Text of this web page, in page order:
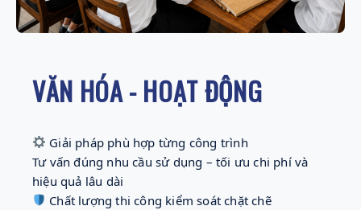
VĂN HÓA - HOẠT ĐỘNG
Giải pháp phù hợp từng công trình
Tư vấn đúng nhu cầu sử dụng – tối ưu chi phí và
hiệu quả lâu dài
Chất lượng thi công kiểm soát chặt chẽ